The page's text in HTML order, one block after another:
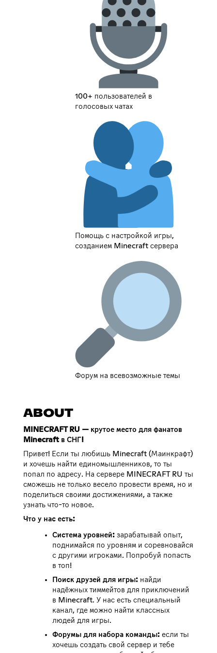
100+ пользователей в
голосовых чатах
Помощь с настройкой игры,
созданием Minecraft сервера
Форум на всевозможные темы
ABOUT
MINECRAFT RU — крутое место для фанатов
Minecraft в СНГ!
Привет! Если ты любишь Minecraft (Маинкрафт)
и хочешь найти единомышленников, то ты
попал по адресу. На сервере MINECRAFT RU ты
сможешь не только весело провести время, но и
поделиться своими достижениями, а также
узнать что-то новое.
Что у нас есть:
Система уровней: зарабатывай опыт,
поднимайся по уровням и соревновайся
с другими игроками. Попробуй попасть
в топ!
Поиск друзей для игры: найди
надёжных тиммейтов для приключений
в Minecraft. У нас есть специальный
канал, где можно найти классных
людей для игры.
Форумы для набора команды: если ты
хочешь создать свой сервер и тебе